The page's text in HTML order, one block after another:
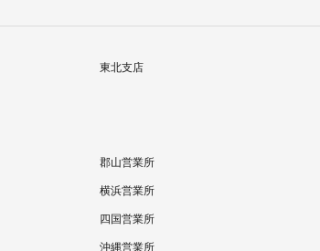
東北支店
郡山営業所
横浜営業所
四国営業所
沖縄営業所